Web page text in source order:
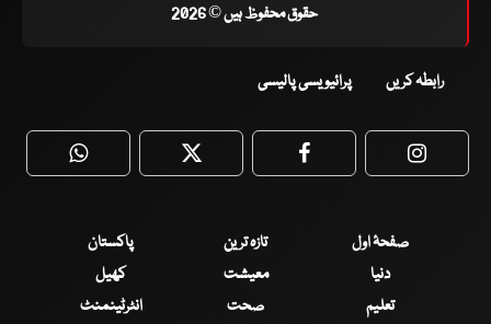
حقوق محفوظ ہیں © 2026
رابطہ کریں پرائیویسی پالیسی
WhatsApp Twitter Facebook
صفحۂ اول تازہ ترین
پاکستان
دنیا
معیشت
کھیل
تعلیم
صحت
انٹرٹینمنٹ